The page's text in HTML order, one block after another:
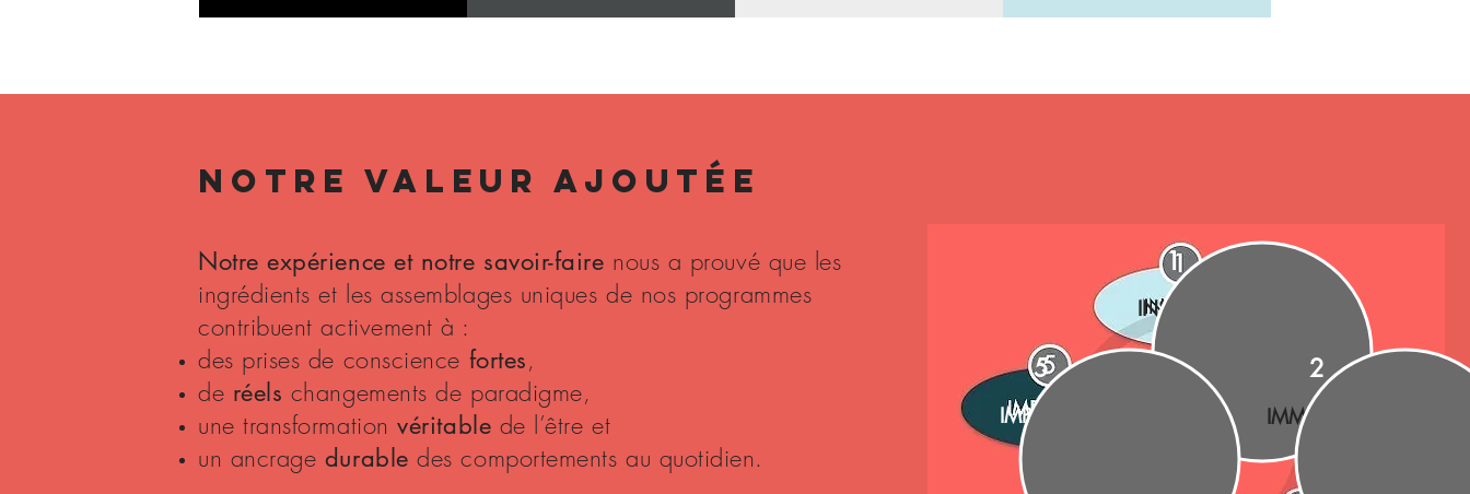
NOTRE VALEUR AJOUTéE
INSPIRER
1
IMPULSER
5
IMMERGER
2
Notre expérience et notre savoir-faire nous a prouvé que les
ingrédients et les assemblages uniques de nos programmes
contribuent activement à :
des prises de conscience fortes,
de réels changements de paradigme,
une transformationvéritable de l’être et
un ancrage durable des comportements au quotidien.